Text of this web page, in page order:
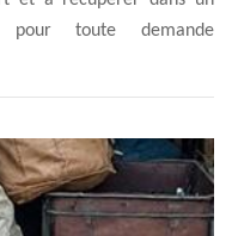
pour toute demande